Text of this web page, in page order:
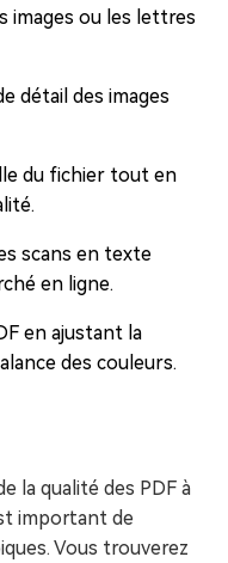
images ou les lettres
détail des images
du fichier tout en
scans en texte
en ligne.
en ajustant la
des couleurs.
la qualité des PDF à
important de
Vous trouverez